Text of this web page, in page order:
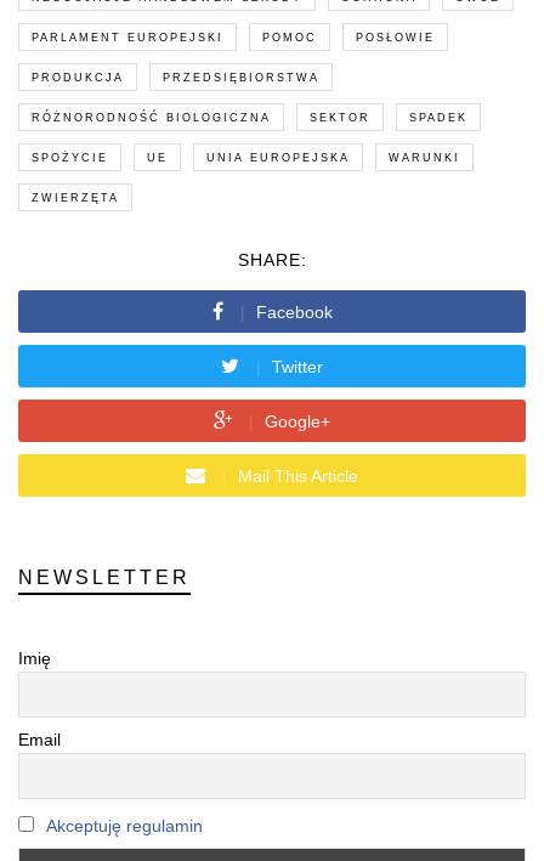
PARLAMENT EUROPEJSKI POMOC POSŁOWIE
PRODUKCJA PRZEDSIĘBIORSTWA
RÓŻNORODNOŚĆ BIOLOGICZNA SEKTOR SPADEK
SPOŻYCIE UE UNIA EUROPEJSKA WARUNKI
ZWIERZĘTA
SHARE:
Facebook
Twitter
Google+
Mail This Article
NEWSLETTER
Imię
Email
Akceptuję regulamin